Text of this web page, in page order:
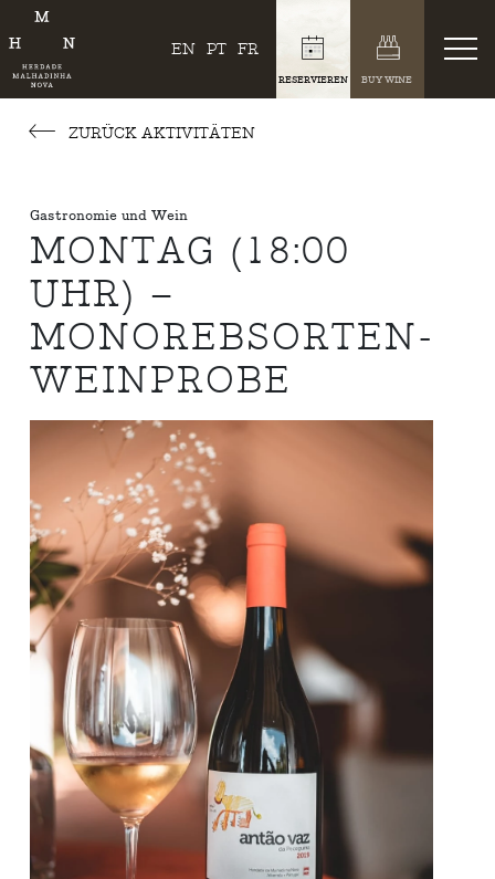
EN PT FR
RESERVIEREN BUY WINE
ZURÜCK AKTIVITÄTEN
Gastronomie und Wein
MONTAG (18:00
UHR) –
MONOREBSORTEN-
WEINPROBE